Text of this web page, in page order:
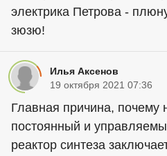
электрика Петрова -
зюзю!
Илья Аксенов
19 октября 2021 07:36
Главная причина, почему
постоянный и
реактор синтеза